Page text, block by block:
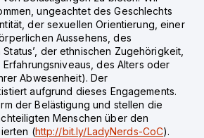
ungeachtet des Geschlechts
der sexuellen Orientierung, einer
Aussehens, des
der ethnischen Zugehörigkeit,
des Alters oder
Abwesenheit). Der
aufgrund dieses Engagements.
der Belästigung und stellen die
Menschen über den
(http://bit.ly/LadyNerds-CoC).